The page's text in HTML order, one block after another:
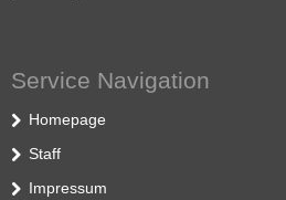
Service Navigation
Homepage
Staff
Impressum